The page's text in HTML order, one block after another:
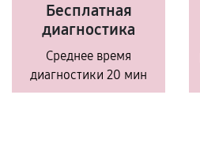
Бесплатная
диагностика
Среднее время
диагностики 20 мин